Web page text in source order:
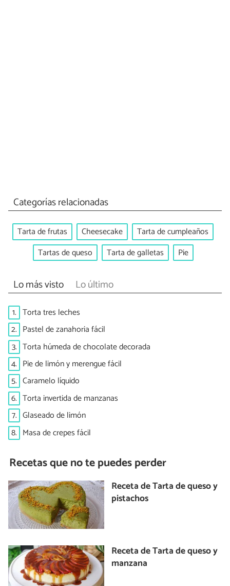
Categorías relacionadas
Tarta de frutas Cheesecake
Tarta de cumpleaños
Tartas de queso
Tarta de galletas Pie
Lo más visto Lo último
1. Torta tres leches
2. Pastel de zanahoria fácil
3. Torta húmeda de chocolate decorada
4. Pie de limón y merengue fácil
5. Caramelo líquido
6. Torta invertida de manzanas
7. Glaseado de limón
8. Masa de crepes fácil
Recetas que no te puedes perder
Receta de Tarta de queso y
pistachos
Receta de Tarta de queso y
manzana